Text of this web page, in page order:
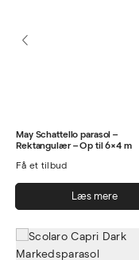
May Schattello parasol –
Rektangulær – Op til 6×4 m
Få et tilbud
Læs mere